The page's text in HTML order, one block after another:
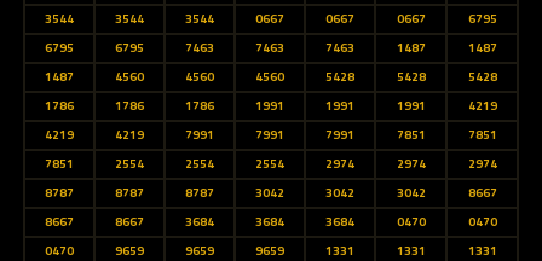
3544
3544 3544 0667 0667 0667
6795
6795
6795 7463 7463 7463 1487
1487
1487
4560 4560 4560 5428 5428
5428
1786
1786 1786 1991 1991 1991
4219
4219
4219 7991 7991 7991 7851
7851
7851
2554 2554 2554 2974 2974
2974
8787
8787 8787 3042 3042 3042
8667
8667
8667 3684 3684 3684 0470
0470
0470
9659 9659 9659 1331 1331
1331